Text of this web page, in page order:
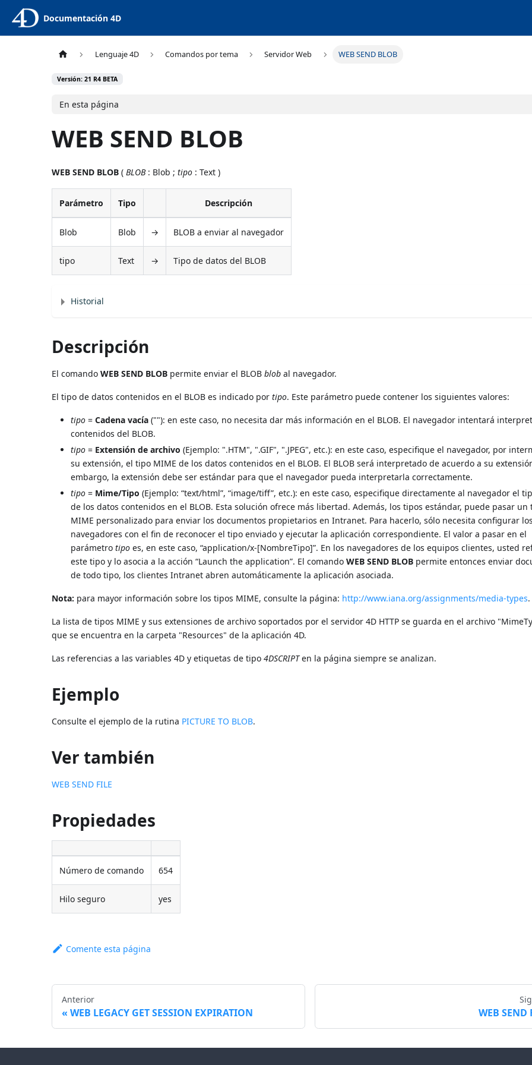
Documentación 4D
Lenguaje 4D Comandos por tema Servidor Web WEB SEND BLOB
Versión: 21 R4 BETA
En esta página
WEB SEND BLOB
WEB SEND BLOB (BLOB: Blob ;tipo : Text )
Parámetro Tipo Descripción
Blob Blob → BLOB a enviar al navegador
tipo Text → Tipo de datos del BLOB
Historial
Descripción
El comandoWEB SEND BLOB permite enviar el BLOBblob al navegador.
El tipo de datos contenidos en el BLOB es indicado portipo. Este parámetro puede contener los siguientes valores:
tipo =Cadena vacía (""): en este caso, no necesita dar más información en el BLOB. El navegador intentará
contenidos del BLOB.
tipo = Extensión de archivo (Ejemplo: ".HTM", ".GIF", ".JPEG", etc.): en este caso, especifique el navegador, por
su extensión, el tipo MIME de los datos contenidos en el BLOB. El BLOB será interpretado de acuerdo a su
embargo, la extensión debe ser estándar para que el navegador pueda interpretarla correctamente.
tipo = Mime/Tipo (Ejemplo: “text/html”, “image/tiff”, etc.): en este caso, especifique directamente al navegador el
de los datos contenidos en el BLOB. Esta solución ofrece más libertad. Además, los tipos estándar, puede pasar un
MIME personalizado para enviar los documentos propietarios en Intranet. Para hacerlo, sólo necesita configurar los
navegadores con el fin de reconocer el tipo enviado y ejecutar la aplicación correspondiente. El valor a pasar en el
parámetrotipo es, en este caso, “application/x-[NombreTipo]”. En los navegadores de los equipos clientes, usted
este tipo y lo asocia a la acción “Launch the application”. El comandoWEB SEND BLOB permite entonces enviar
de todo tipo, los clientes Intranet abren automáticamente la aplicación asociada.
Nota: para mayor información sobre los tipos MIME, consulte la página: http://www.iana.org/assignments/media-types.
La lista de tipos MIME y sus extensiones de archivo soportados por el servidor 4D HTTP se guarda en el archivo
que se encuentra en la carpeta "Resources" de la aplicación 4D.
Las referencias a las variables 4D y etiquetas de tipo4DSCRIPTen la página siempre se analizan.
Ejemplo
Consulte el ejemplo de la rutina PICTURE TO BLOB.
Ver también
WEB SEND FILE
Propiedades
Número de comando 654
Hilo seguro yes
Comente esta página
Anterior
WEB LEGACY GET SESSION EXPIRATION WEB SEND